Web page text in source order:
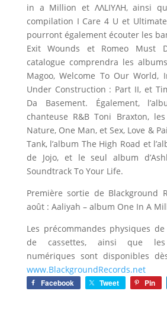
in a Million et ΛΛLIYΛH, ainsi
compilation I Care 4 U et
pourront également écouter les
Exit Wounds et Romeo Must
catalogue comprendra les
Magoo, Welcome To Our World,
Under Construction : Part II, et
Da Basement. Également,
chanteuse R&B Toni Braxton,
Nature, One Man, et Sex, Love &
Tank, l’album The High Road et
de Jojo, et le seul album
Soundtrack To Your Life.
Première sortie de Blackground
août : Aaliyah – album One In A
Les précommandes physiques
de cassettes, ainsi que les
numériques sont disponibles
www.BlackgroundRecords.net
Facebook Tweet Pin